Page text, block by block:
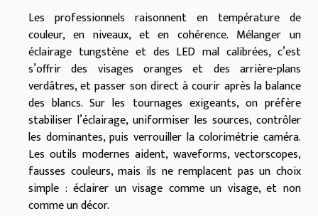
Les professionnels raisonnent en température de
couleur, en niveaux, et en cohérence. Mélanger un
éclairage tungstène et des LED mal calibrées, c’est
s’offrir des visages oranges et des arrière-plans
verdâtres, et passer son direct à courir après la balance
des blancs. Sur les tournages exigeants, on préfère
stabiliser l’éclairage, uniformiser les sources, contrôler
les dominantes, puis verrouiller la colorimétrie caméra.
Les outils modernes aident, waveforms, vectorscopes,
fausses couleurs, mais ils ne remplacent pas un choix
simple : éclairer un visage comme un visage, et non
comme un décor.